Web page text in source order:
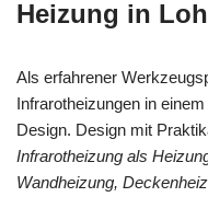
Heizung in
Als erfahrener
Infrarotheizungen in
Design. Design mit
Infrarotheizung als
Wandheizung,